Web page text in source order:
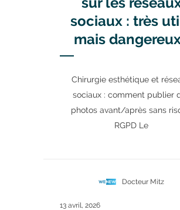
sociaux : très
mais
Chirurgie esthétique et
sociaux : comment publier
photos avant/après sans
RGPD Le
Docteur Mitz
13 avril, 2026